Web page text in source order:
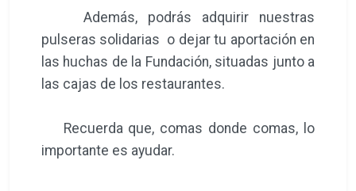
Además, podrás adquirir nuestras
pulseras solidarias o dejar tu aportación en
las huchas de la Fundación, situadas junto a
las cajas de los restaurantes.
Recuerda que, comas donde comas, lo
importante es ayudar.